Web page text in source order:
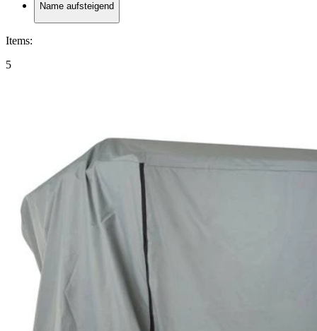
Name aufsteigend
Items:
5